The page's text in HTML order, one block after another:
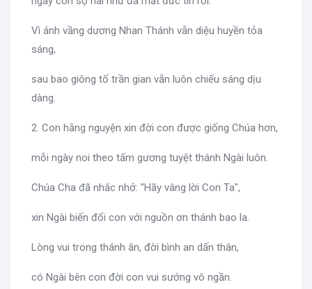
Vì ánh vầng dương Nhan Thánh vẫn diệu huyền tỏa
sáng,
sau bao giông tố trần gian vẫn luôn chiếu sáng dịu
dàng.
2. Con hằng nguyện xin đời con được giống Chúa hơn,
mỗi ngày noi theo tấm gương tuyệt thánh Ngài luôn.
Chúa Cha đã nhắc nhở: "Hãy vâng lời Con Ta",
xin Ngài biến đổi con với nguồn ơn thánh bao la.
Lòng vui trong thánh ân, đời bình an dấn thân,
có Ngài bên con đời con vui sướng vô ngần.